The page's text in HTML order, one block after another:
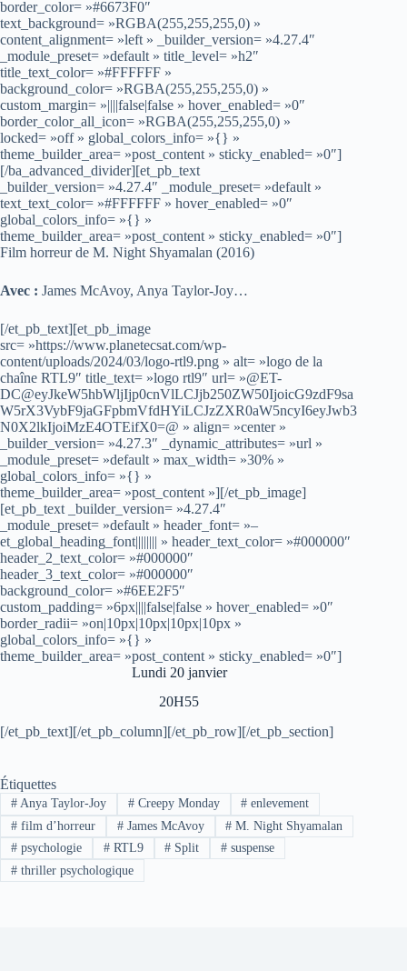
border_color= »#6673F0″
text_background= »RGBA(255,255,255,0) »
content_alignment= »left » _builder_version= »4.27.4″
_module_preset= »default » title_level= »h2″
title_text_color= »#FFFFFF »
background_color= »RGBA(255,255,255,0) »
custom_margin= »||||false|false » hover_enabled= »0″
border_color_all_icon= »RGBA(255,255,255,0) »
locked= »off » global_colors_info= »{} »
theme_builder_area= »post_content » sticky_enabled= »0″]
[/ba_advanced_divider][et_pb_text
_builder_version= »4.27.4″ _module_preset= »default »
text_text_color= »#FFFFFF » hover_enabled= »0″
global_colors_info= »{} »
theme_builder_area= »post_content » sticky_enabled= »0″]
Film horreur de M. Night Shyamalan (2016)
Avec : James McAvoy, Anya Taylor-Joy…
[/et_pb_text][et_pb_image
src= »https://www.planetecsat.com/wp-
content/uploads/2024/03/logo-rtl9.png » alt= »logo de la
chaîne RTL9″ title_text= »logo rtl9″ url= »@ET-
DC@eyJkeW5hbWljIjp0cnVlLCJjb250ZW50IjoicG9zdF9sa
W5rX3VybF9jaGFpbmVfdHYiLCJzZXR0aW5ncyI6eyJwb3
N0X2lkIjoiMzE4OTEifX0=@ » align= »center »
_builder_version= »4.27.3″ _dynamic_attributes= »url »
_module_preset= »default » max_width= »30% »
global_colors_info= »{} »
theme_builder_area= »post_content »][/et_pb_image]
[et_pb_text _builder_version= »4.27.4″
_module_preset= »default » header_font= »–
et_global_heading_font|||||||| » header_text_color= »#000000″
header_2_text_color= »#000000″
header_3_text_color= »#000000″
background_color= »#6EE2F5″
custom_padding= »6px||||false|false » hover_enabled= »0″
border_radii= »on|10px|10px|10px|10px »
global_colors_info= »{} »
theme_builder_area= »post_content » sticky_enabled= »0″]
Lundi 20 janvier
20H55
[/et_pb_text][/et_pb_column][/et_pb_row][/et_pb_section]
Étiquettes
#Anya Taylor-Joy #Creepy Monday # enlevement
#film d’horreur #James McAvoy # M. Night Shyamalan
#psychologie #RTL9 # Split # suspense
#thriller psychologique